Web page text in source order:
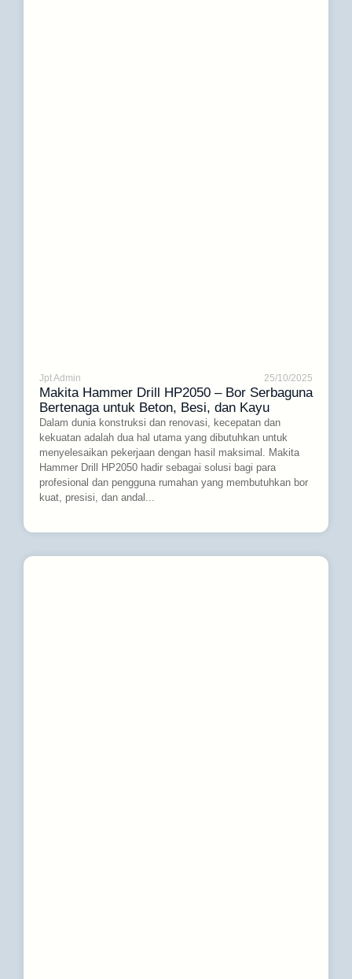
Jpt Admin 25/10/2025
Makita Hammer Drill HP2050 – Bor Serbaguna
Bertenaga untuk Beton, Besi, dan Kayu
Dalam dunia konstruksi dan renovasi, kecepatan dan
kekuatan adalah dua hal utama yang dibutuhkan untuk
menyelesaikan pekerjaan dengan hasil maksimal. Makita
Hammer Drill HP2050 hadir sebagai solusi bagi para
profesional dan pengguna rumahan yang membutuhkan bor
kuat, presisi, dan andal...